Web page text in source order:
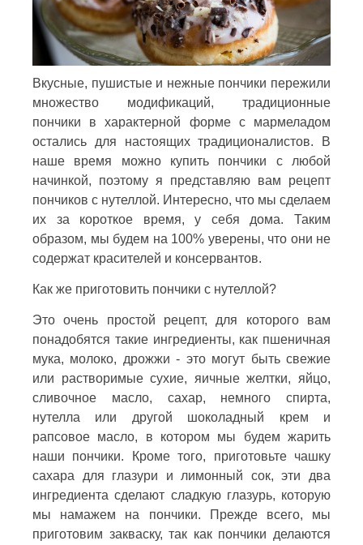
Вкусные, пушистые и нежные пончики пережили
множество модификаций, традиционные
пончики в характерной форме с мармеладом
остались для настоящих традиционалистов. В
наше время можно купить пончики с любой
начинкой, поэтому я представляю вам рецепт
пончиков с нутеллой. Интересно, что мы сделаем
их за короткое время, у себя дома. Таким
образом, мы будем на 100% уверены, что они не
содержат красителей и консервантов.
Как же приготовить пончики с нутеллой?
Это очень простой рецепт, для которого вам
понадобятся такие ингредиенты, как пшеничная
мука, молоко, дрожжи - это могут быть свежие
или растворимые сухие, яичные желтки, яйцо,
сливочное масло, сахар, немного спирта,
нутелла или другой шоколадный крем и
рапсовое масло, в котором мы будем жарить
наши пончики. Кроме того, приготовьте чашку
сахара для глазури и лимонный сок, эти два
ингредиента сделают сладкую глазурь, которую
мы намажем на пончики. Прежде всего, мы
приготовим закваску, так как пончики делаются